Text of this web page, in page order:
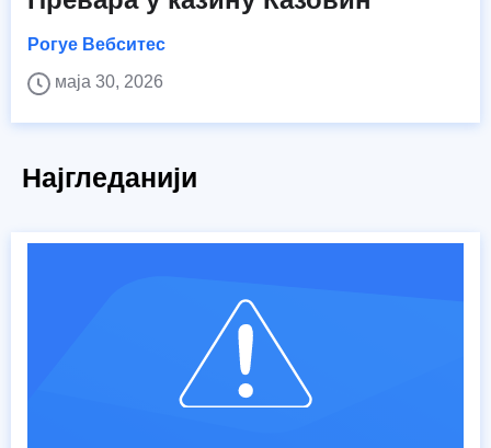
Рогуе Вебситес
маја 30, 2026
Најгледанији